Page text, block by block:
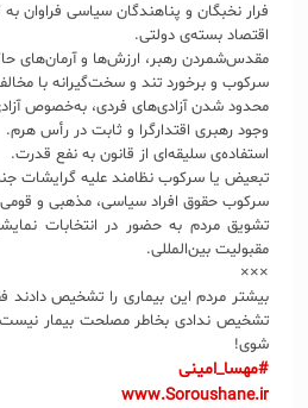
فرار نخبگان و پناهندگان سیاسی فراوان
اقتصاد بسته‌ی دولتی.
مقدس‌شمردن رهبر، ارزش‌ها و آرمان‌های
سرکوب و برخورد تند و سخت‌گیرانه با
محدود شدن آزادی‌های فردی، به‌خصوص
وجود رهبری اقتدارگرا و ثابت در رأس هرم.
استفاده‌ی سلیقه‌ای از قانون به نفع قدرت.
تبعیض یا سرکوب نظامند علیه گرایشات
سرکوب حقوق افراد سیاسی، مذهبی و
تشویق مردم به حضور در انتخابات
مقبولیت بین‌المللی.
×××
بیشتر مردم این بیماری را تشخیص دادند
تشخیص ندادی بخاطر مصلحت بیمار
شوی!
#مهسا_امینی
www.Soroushane.ir